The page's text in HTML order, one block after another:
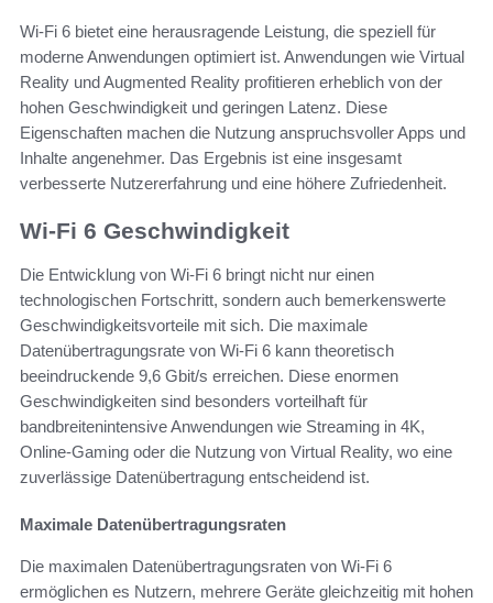
Wi-Fi 6 bietet eine herausragende Leistung, die speziell für
moderne Anwendungen optimiert ist. Anwendungen wie Virtual
Reality und Augmented Reality profitieren erheblich von der
hohen Geschwindigkeit und geringen Latenz. Diese
Eigenschaften machen die Nutzung anspruchsvoller Apps und
Inhalte angenehmer. Das Ergebnis ist eine insgesamt
verbesserte Nutzererfahrung und eine höhere Zufriedenheit.
Wi-Fi 6 Geschwindigkeit
Die Entwicklung von Wi-Fi 6 bringt nicht nur einen
technologischen Fortschritt, sondern auch bemerkenswerte
Geschwindigkeitsvorteile mit sich. Die maximale
Datenübertragungsrate von Wi-Fi 6 kann theoretisch
beeindruckende 9,6 Gbit/s erreichen. Diese enormen
Geschwindigkeiten sind besonders vorteilhaft für
bandbreitenintensive Anwendungen wie Streaming in 4K,
Online-Gaming oder die Nutzung von Virtual Reality, wo eine
zuverlässige Datenübertragung entscheidend ist.
Maximale Datenübertragungsraten
Die maximalen Datenübertragungsraten von Wi-Fi 6
ermöglichen es Nutzern, mehrere Geräte gleichzeitig mit hohen